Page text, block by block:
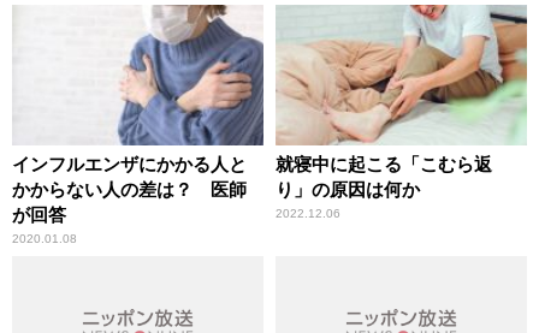
インフルエンザにかかる人と
かからない人の差は？ 医師
が回答
2020.01.08
就寝中に起こる「こむら返
り」の原因は何か
2022.12.06